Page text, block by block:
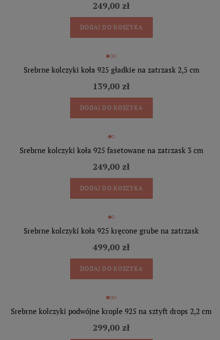
249,00 zł
DODAJ DO KOSZYKA
Srebrne kolczyki koła 925 gładkie na zatrzask 2,5 cm
139,00 zł
DODAJ DO KOSZYKA
Srebrne kolczyki koła 925 fasetowane na zatrzask 3 cm
249,00 zł
DODAJ DO KOSZYKA
Srebrne kolczyki koła 925 kręcone grube na zatrzask
499,00 zł
DODAJ DO KOSZYKA
Srebrne kolczyki podwójne krople 925 na sztyft drops 2,2 cm
299,00 zł